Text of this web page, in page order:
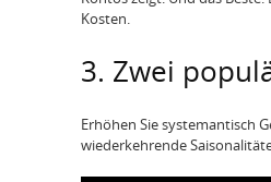
Kosten.
3. Zwei
Erhöhen Sie systemantisch
wiederkehrende